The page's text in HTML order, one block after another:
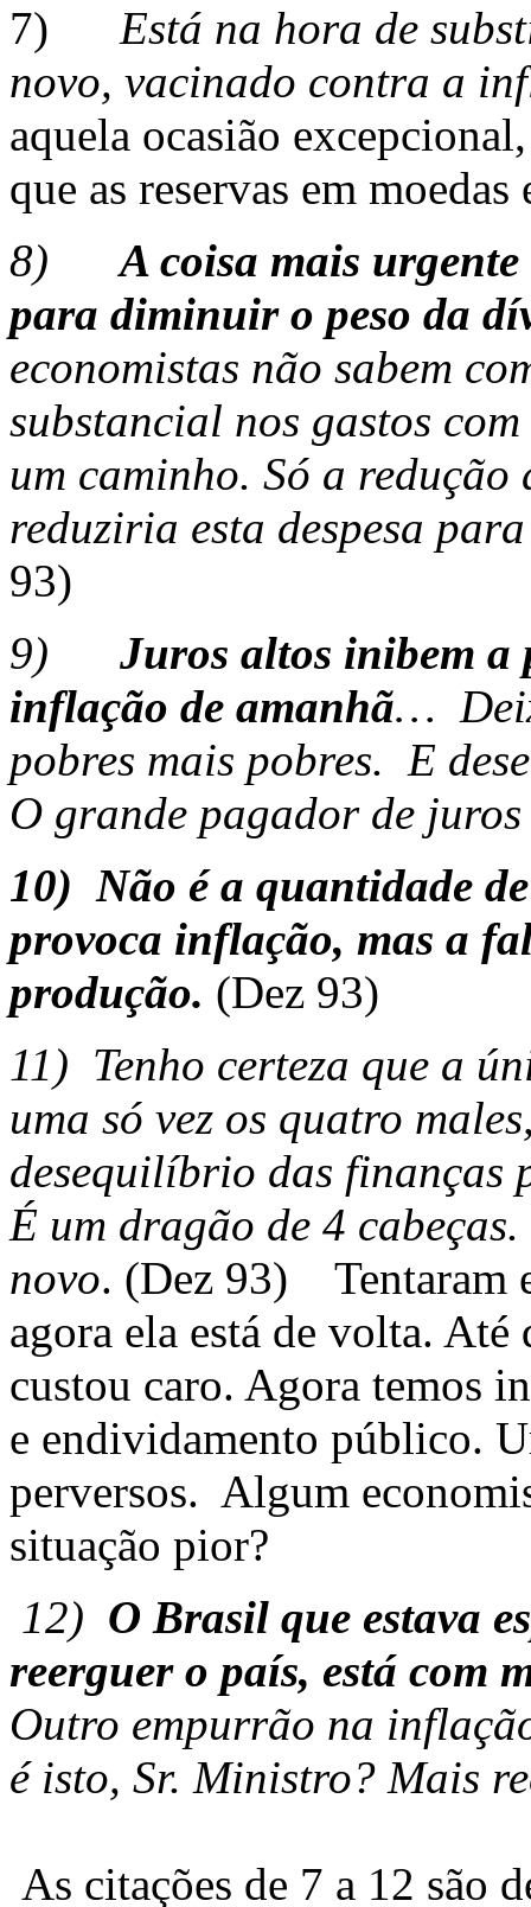
7) Está na hora de
novo, vacinado contra a
aquela ocasião
que as reservas em moedas
8) A coisa mais
para diminuir o peso da
economistas não sabem
substancial nos gastos
um caminho. Só a
reduziria esta despesa
93)
9) Juros altos inibem a
inflação de amanhã…
pobres mais pobres. E
O grande pagador de
10) Não é a quantidade
provoca inflação, mas a
produção. (Dez 93)
11) Tenho certeza que a
uma só vez os quatro
desequilíbrio das finanças
É um dragão de 4
novo. (Dez 93) Tentaram
agora ela está de volta.
custou caro. Agora temos
e endividamento público.
perversos. Algum
situação pior?
12) O Brasil que estava
reerguer o país, está com
Outro empurrão na
é isto, Sr. Ministro? Mais
As citações de 7 a 12 são